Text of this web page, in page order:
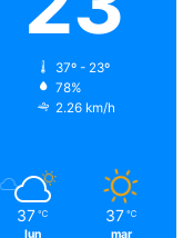
37º - 23º
78%
2.26 km/h
37 ℃
lun
37 ℃
mar